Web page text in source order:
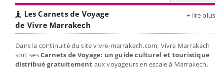
Les Carnets de Voyage
de Vivre Marrakech
+ lire plus
Dans la continuité du site vivre-marrakech.com, Vivre Marrakech
sort sesCarnets de Voyage: un guide culturel et touristique
distribué gratuitement aux voyageurs en escale à Marrakech.